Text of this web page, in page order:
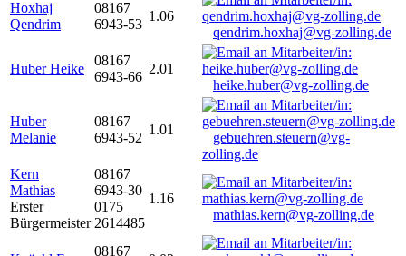
Hoxhaj
Qendrim
08167
6943-53
1.06
qendrim.hoxhaj@vg-zolling.de
Huber Heike
08167
6943-66
2.01
heike.huber@vg-zolling.de
Huber
Melanie
08167
6943-52
1.01
gebuehren.steuern@vg-
zolling.de
Kern
Mathias
Erster
Bürgermeister
08167
6943-30
0175
2614485
1.16
mathias.kern@vg-zolling.de
08167